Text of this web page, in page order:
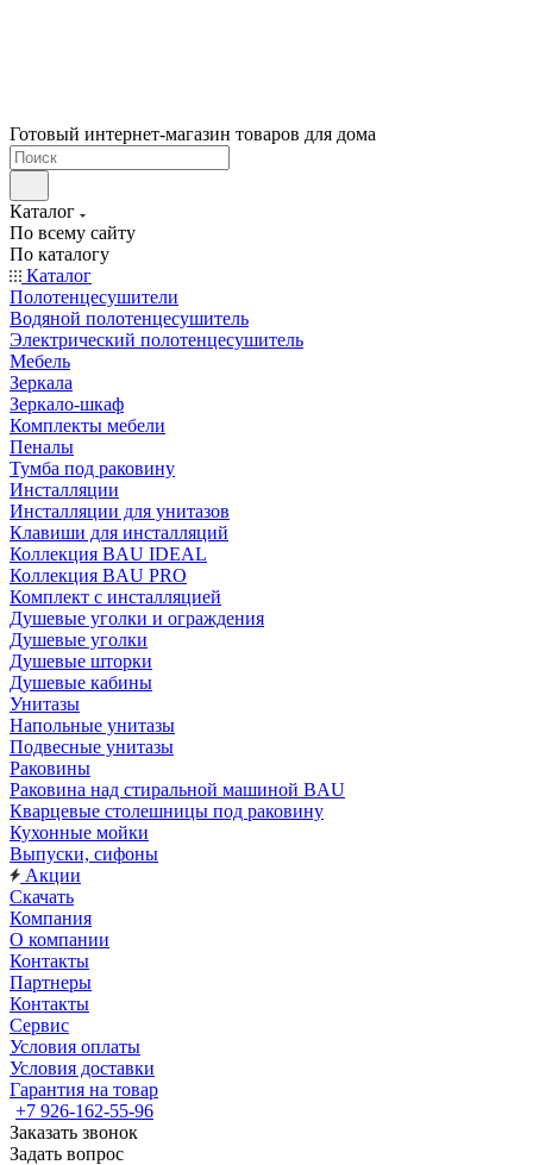
Готовый интернет-магазин товаров для дома
Каталог
По всему сайту
По каталогу
Каталог
Полотенцесушители
Водяной полотенцесушитель
Электрический полотенцесушитель
Мебель
Зеркала
Зеркало-шкаф
Комплекты мебели
Пеналы
Тумба под раковину
Инсталляции
Инсталляции для унитазов
Клавиши для инсталляций
Коллекция BAU IDEAL
Коллекция BAU PRO
Комплект с инсталляцией
Душевые уголки и ограждения
Душевые уголки
Душевые шторки
Душевые кабины
Унитазы
Напольные унитазы
Подвесные унитазы
Раковины
Раковина над стиральной машиной BAU
Кварцевые столешницы под раковину
Кухонные мойки
Выпуски, сифоны
Акции
Скачать
Компания
О компании
Контакты
Партнеры
Контакты
Сервис
Условия оплаты
Условия доставки
Гарантия на товар
+7 926-162-55-96
Заказать звонок
Задать вопрос